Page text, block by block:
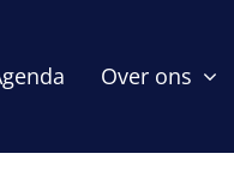
Over ons